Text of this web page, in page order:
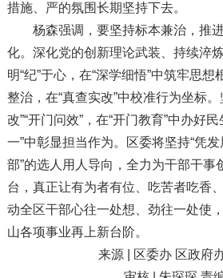
措施、严的氛围长期坚持下去。
杨森强调，要坚持标本兼治，推进
化。深化党的创新理论武装、持续淬
明“纪”于心，在“深学细悟”中筑牢思
整治，在“真查实改”中校准行为坐标。
改”“开门问效”，在“开门教育”中办好
一”中彰显担当作为。区委将坚持“凭
部”的选人用人导向，全力为干部干事
台，真正让有为者有位、吃苦者吃香
动全区干部心往一处想、劲往一处使
山各项事业再上新台阶。
来源 | 区委办 区政府办